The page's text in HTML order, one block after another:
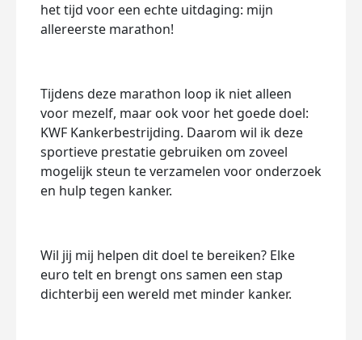
het tijd voor een echte uitdaging: mijn
allereerste marathon!
Tijdens deze marathon loop ik niet alleen
voor mezelf, maar ook voor het goede doel:
KWF Kankerbestrijding. Daarom wil ik deze
sportieve prestatie gebruiken om zoveel
mogelijk steun te verzamelen voor onderzoek
en hulp tegen kanker.
Wil jij mij helpen dit doel te bereiken? Elke
euro telt en brengt ons samen een stap
dichterbij een wereld met minder kanker.